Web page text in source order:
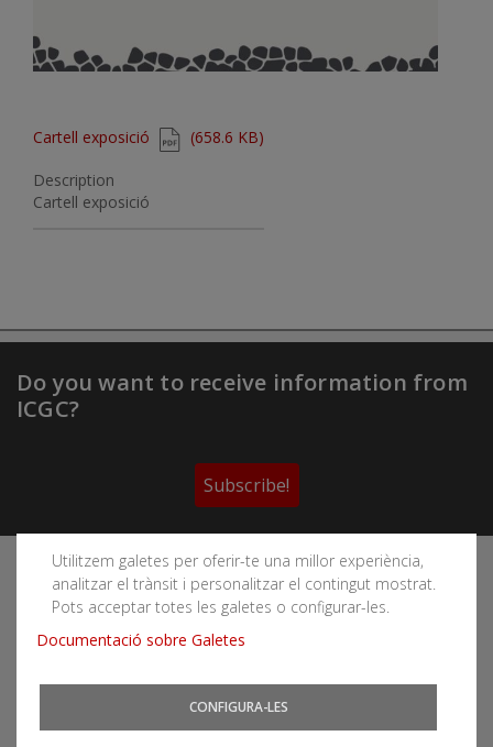
Document
Cartell exposició (658.6 KB)
Description
Cartell exposició
Utilitzem galetes per oferir-te una millor experiència,
analitzar el trànsit i personalitzar el contingut mostrat.
Pots acceptar totes les galetes o configurar-les.
Documentació sobre Galetes
CONFIGURA-LES
Do you want to receive information from
ICGC?
Subscribe!
Follow the Cartographic and Geological Institute of
Catalonia's social networks
You can subscribe to RSS feeds